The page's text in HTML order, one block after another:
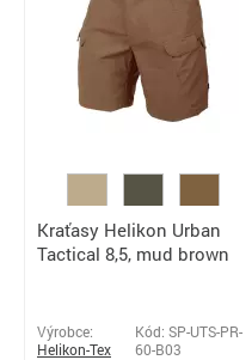
Kraťasy Helikon Urban
Tactical 8,5, mud brown
Výrobce:
Helikon-Tex
Kód: SP-UTS-PR-
60-B03